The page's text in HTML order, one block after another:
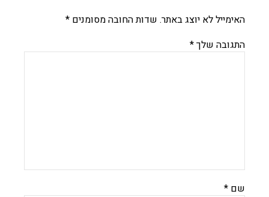
האימייל לא יוצג באתר. שדות החובה מסומנים *
התגובה שלך*
שם *